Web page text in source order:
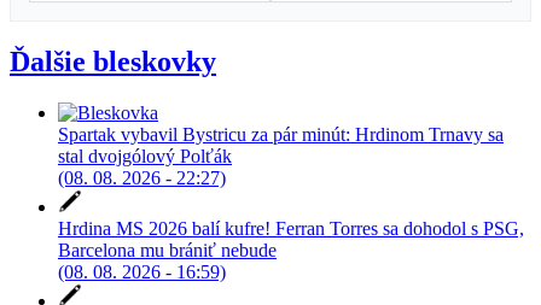
Ďalšie bleskovky
Spartak vybavil Bystricu za pár minút: Hrdinom Trnavy sa
stal dvojgólový Polťák
(08. 08. 2026 - 22:27)
Hrdina MS 2026 balí kufre! Ferran Torres sa dohodol s PSG,
Barcelona mu brániť nebude
(08. 08. 2026 - 16:59)